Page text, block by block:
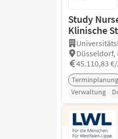
Study
Klinische
45.110,83
Terminplanung
Verwaltung